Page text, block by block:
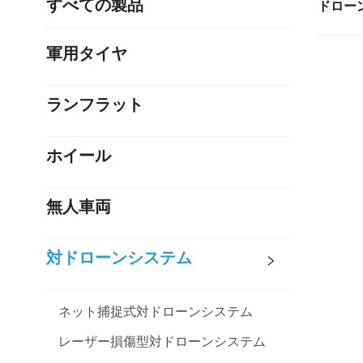
すべての製品
軍用タイヤ
ランフラット
ホイール
無人車両
対ドローンシステム
ネット捕捉式対ドローンシステム
レーザー損傷型対ドローンシステム
ドロー